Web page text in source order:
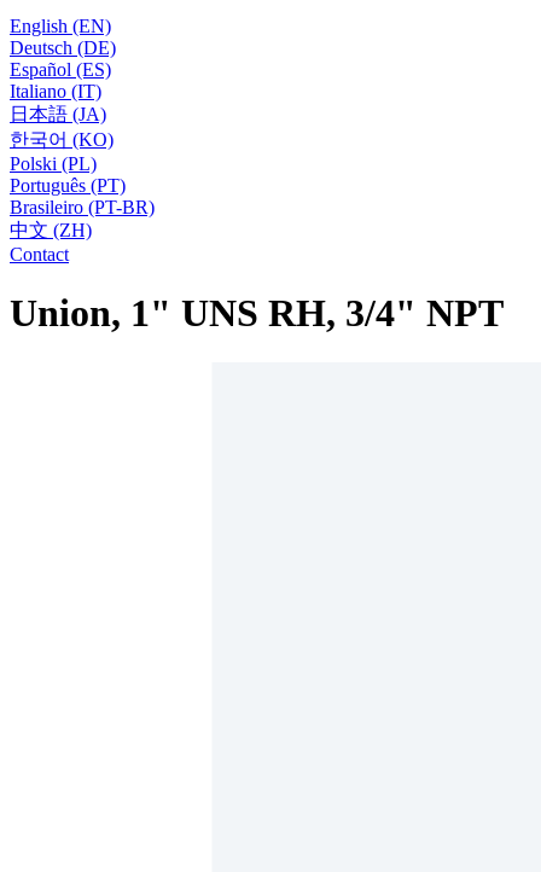
English (EN)
Deutsch (DE)
Español (ES)
Italiano (IT)
日本語 (JA)
한국어 (KO)
Polski (PL)
Português (PT)
Brasileiro (PT-BR)
中文 (ZH)
Contact
Union, 1" UNS RH, 3/4" NPT